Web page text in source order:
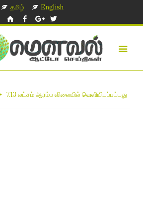
தமிழ் English
7.13 லட்சம் ஆரம்ப விலையில் வெளியிடப்பட்டது